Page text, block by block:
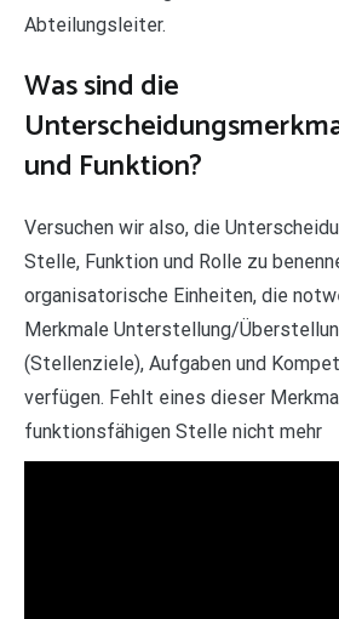
Abteilungsleiter.
Was sind die
und Funktion?
Versuchen wir also, die
Stelle, Funktion und Rolle zu
organisatorische Einheiten, die
Merkmale Unterstellung/
(Stellenziele), Aufgaben und
verfügen. Fehlt eines dieser
funktionsfähigen Stelle nicht mehr